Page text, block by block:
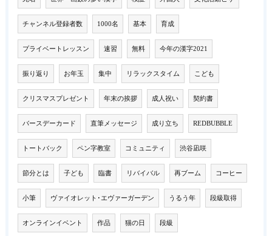
チャンネル登録者数 1000名 基本 育成
プライベートレッスン 速習 無料 今年の漢字2021
振り返り お年玉 集中 リラックスタイム こども
クリスマスプレゼント 年末の挨拶 成人祝い 契約書
バースデーカード 直筆メッセージ 成り立ち REDBUBBLE
トートバック ペン字教室 コミュニティ 渋谷凪咲
節分とは 子ども 臨書 リバイバル 再ブーム コーヒー
小筆 ヴァイオレット･エヴァーガーデン うるう年 段級取得
オンラインイベント 作品 猫の日 段級